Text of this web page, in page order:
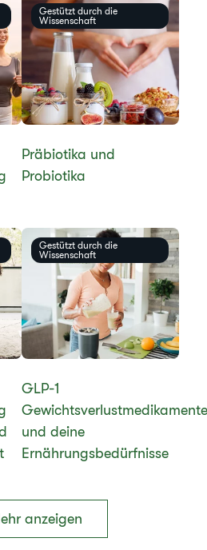
Gestützt durch die
Wissenschaft
​​Präbiotika und
Probiotika​
Gestützt durch die
Wissenschaft
GLP-1
Gewichtsverlustmedikamente
und deine
Ernährungsbedürfnisse
anzeigen